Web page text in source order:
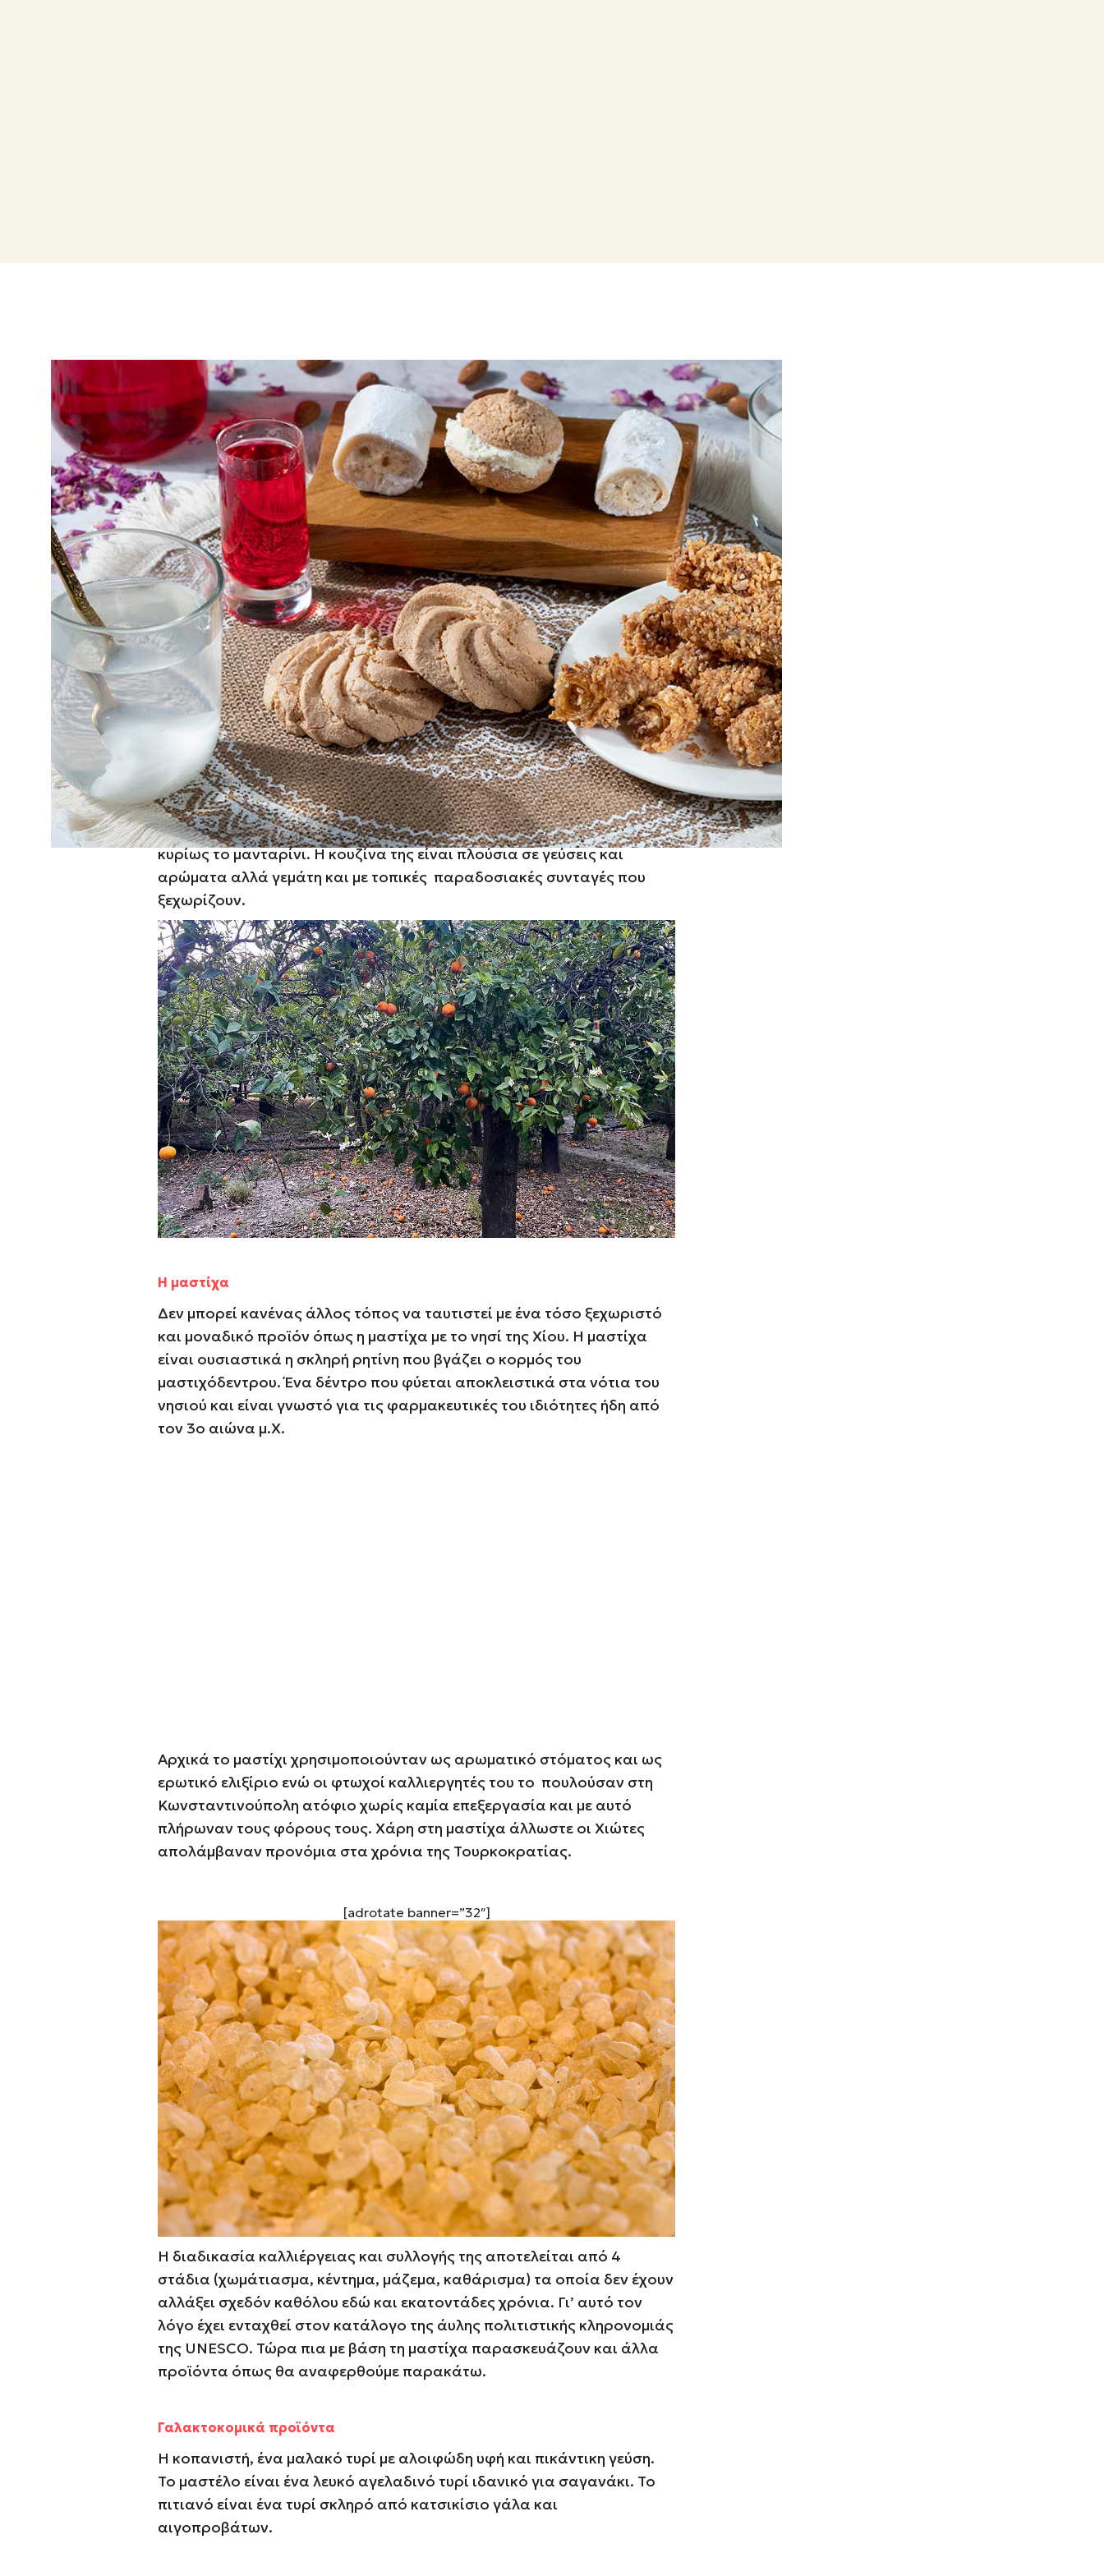
Η Χίος είναι ένα νησί φυσικά προικισμένο όπου καλλιεργούνται
προϊόντα μοναδικά. Μάθετε για τη γαστρονομία και τα παραδοσιακά
προϊόντα της Χίου.
Η γαστρονομία της Χίου και τα προϊόντα της
ΗΧίοςείναι ένα νησί φυσικά προικισμένο όπου καλλιεργούνται
προϊόντα μοναδικά, όπως ημαστίχα, αλλά και διάφορα εσπεριδοειδή,
κυρίως τομανταρίνι. Η κουζίνα της είναι πλούσια σε γεύσεις και
αρώματα αλλά γεμάτη και με τοπικές παραδοσιακές συνταγές που
ξεχωρίζουν.
Η μαστίχα
Δεν μπορεί κανένας άλλος τόπος να ταυτιστεί με ένα τόσο ξεχωριστό
και μοναδικό προϊόν όπως η μαστίχα με το νησί της Χίου. Η μαστίχα
είναι ουσιαστικά η σκληρή ρητίνη που βγάζει ο κορμός του
μαστιχόδεντρου. Ένα δέντρο που φύεται αποκλειστικά στα νότια του
νησιού και είναι γνωστό για τις φαρμακευτικές του ιδιότητες ήδη από
τον 3ο αιώνα μ.Χ.
Αρχικά το μαστίχι χρησιμοποιούνταν ως αρωματικό στόματος και ως
ερωτικό ελιξίριο ενώ οι φτωχοί καλλιεργητές του το πουλούσαν στη
Κωνσταντινούπολη ατόφιο χωρίς καμία επεξεργασία και με αυτό
πλήρωναν τους φόρους τους. Χάρη στη μαστίχα άλλωστε οι Χιώτες
απολάμβαναν προνόμια στα χρόνια της Τουρκοκρατίας.
[adrotate banner=”32″]
Η διαδικασία καλλιέργειας και συλλογής της αποτελείται από 4
στάδια (χωμάτιασμα, κέντημα, μάζεμα, καθάρισμα) τα οποία δεν έχουν
αλλάξει σχεδόν καθόλου εδώ και εκατοντάδες χρόνια. Γι’ αυτό τον
λόγο έχει ενταχθεί στον κατάλογο της άυλης πολιτιστικής κληρονομιάς
της UNESCO. Τώρα πια με βάση τη μαστίχα παρασκευάζουν και άλλα
προϊόντα όπως θα αναφερθούμε παρακάτω.
Γαλακτοκομικά προϊόντα
Η κοπανιστή, ένα μαλακό τυρί με αλοιφώδη υφή και πικάντικη γεύση.
Το μαστέλο είναι ένα λευκό αγελαδινό τυρί ιδανικό για σαγανάκι. Το
πιτιανό είναι ένα τυρί σκληρό από κατσικίσιο γάλα και
αιγοπροβάτων.